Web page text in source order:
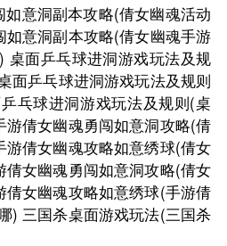
如意洞副本攻略(倩女幽魂活动
如意洞副本攻略(倩女幽魂手游
桌面乒乓球进洞游戏玩法及规
面乒乓球进洞游戏玩法及规则
乓球进洞游戏玩法及规则(桌
游倩女幽魂勇闯如意洞攻略(倩
游倩女幽魂攻略如意绣球(倩女
倩女幽魂勇闯如意洞攻略(倩女
倩女幽魂攻略如意绣球(手游倩
) 三国杀桌面游戏玩法(三国杀